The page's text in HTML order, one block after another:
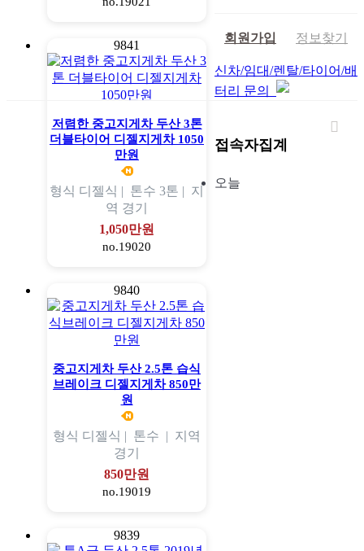
9841
저렴한 중고지게차 두산 3톤
더블타이어 디젤지게차 1050
만원
형식 디젤식 | 톤수 3톤 | 지
역 경기
1,050만원
no.19020
9840
중고지게차 두산 2.5톤 습식
브레이크 디젤지게차 850만
원
형식 디젤식 | 톤수 | 지역
경기
850만원
no.19019
9839
회원가입 정보찾기
신차/임대/렌탈/타이어/배
터리 문의
접속자집계
오늘